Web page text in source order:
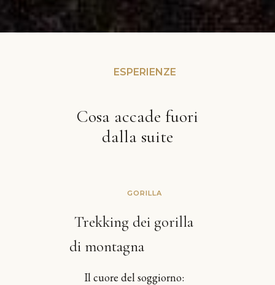
ESPERIENZE
Cosa accade fuori
dalla suite
GORILLA
Trekking dei gorilla
di montagna
Il cuore del soggiorno: